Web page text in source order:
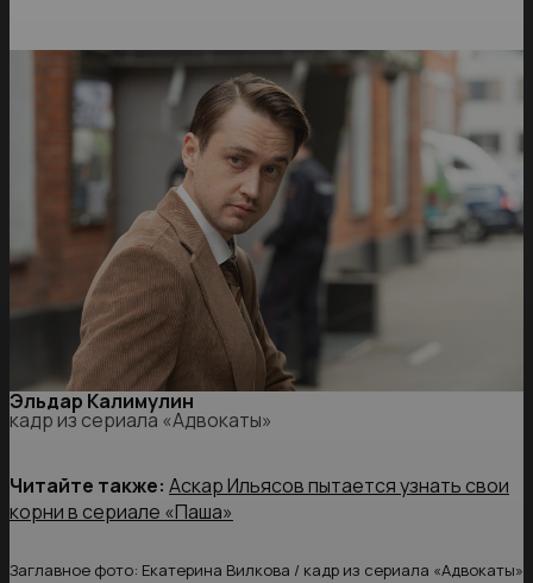
Эльдар Калимулин
кадр из сериала «Адвокаты»
Читайте также: Аскар Ильясов пытается узнать свои
корни в сериале «Паша»
Заглавное фото: Екатерина Вилкова / кадр из сериала «Адвокаты»